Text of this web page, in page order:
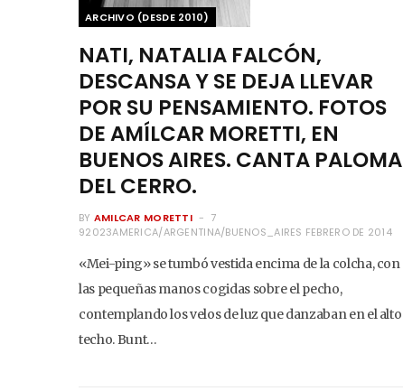
ARCHIVO (DESDE 2010)
NATI, NATALIA FALCÓN,
DESCANSA Y SE DEJA LLEVAR
POR SU PENSAMIENTO. FOTOS
DE AMÍLCAR MORETTI, EN
BUENOS AIRES. CANTA PALOMA
DEL CERRO.
BY AMILCAR MORETTI
7
92023AMERICA/ARGENTINA/BUENOS_AIRES FEBRERO DE 2014
«Mei-ping» se tumbó vestida encima de la colcha, con
las pequeñas manos cogidas sobre el pecho,
contemplando los velos de luz que danzaban en el alto
techo. Bunt…